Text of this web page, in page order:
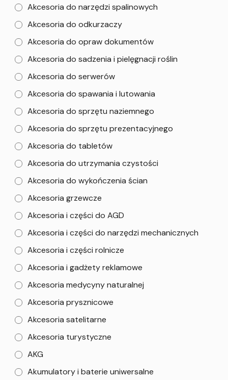
Akcesoria do narzędzi spalinowych
Akcesoria do odkurzaczy
Akcesoria do opraw dokumentów
Akcesoria do sadzenia i pielęgnacji roślin
Akcesoria do serwerów
Akcesoria do spawania i lutowania
Akcesoria do sprzętu naziemnego
Akcesoria do sprzętu prezentacyjnego
Akcesoria do tabletów
Akcesoria do utrzymania czystości
Akcesoria do wykończenia ścian
Akcesoria grzewcze
Akcesoria i części do AGD
Akcesoria i części do narzędzi mechanicznych
Akcesoria i części rolnicze
Akcesoria i gadżety reklamowe
Akcesoria medycyny naturalnej
Akcesoria prysznicowe
Akcesoria satelitarne
Akcesoria turystyczne
AKG
Akumulatory i baterie uniwersalne